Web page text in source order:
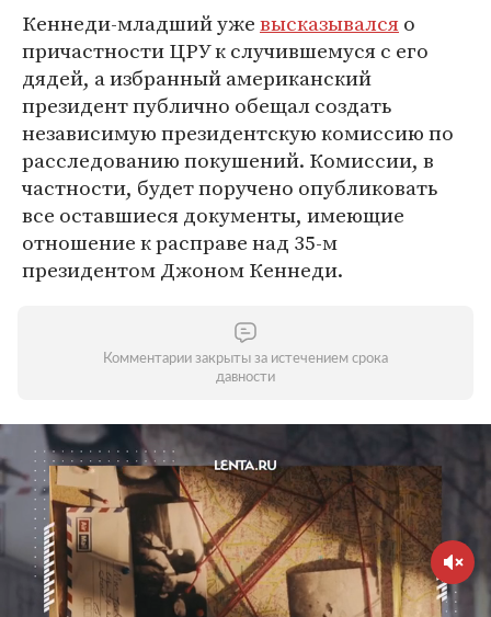
Кеннеди-младший ужевысказывалсяо
причастности ЦРУ к случившемуся с его
дядей, а избранный американский
президент публично обещал создать
независимую президентскую комиссию по
расследованию покушений. Комиссии, в
частности, будет поручено опубликовать
все оставшиеся документы, имеющие
отношение к расправе над 35-м
президентом Джоном Кеннеди.
Комментарии закрыты за истечением срока
давности